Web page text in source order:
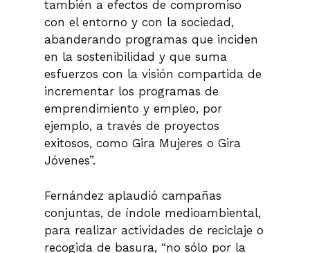
también a efectos de compromiso
con el entorno y con la sociedad,
abanderando programas que inciden
en la sostenibilidad y que suma
esfuerzos con la visión compartida de
incrementar los programas de
emprendimiento y empleo, por
ejemplo, a través de proyectos
exitosos, como Gira Mujeres o Gira
Jóvenes”.
Fernández aplaudió campañas
conjuntas, de índole medioambiental,
para realizar actividades de reciclaje o
recogida de basura, “no sólo por la